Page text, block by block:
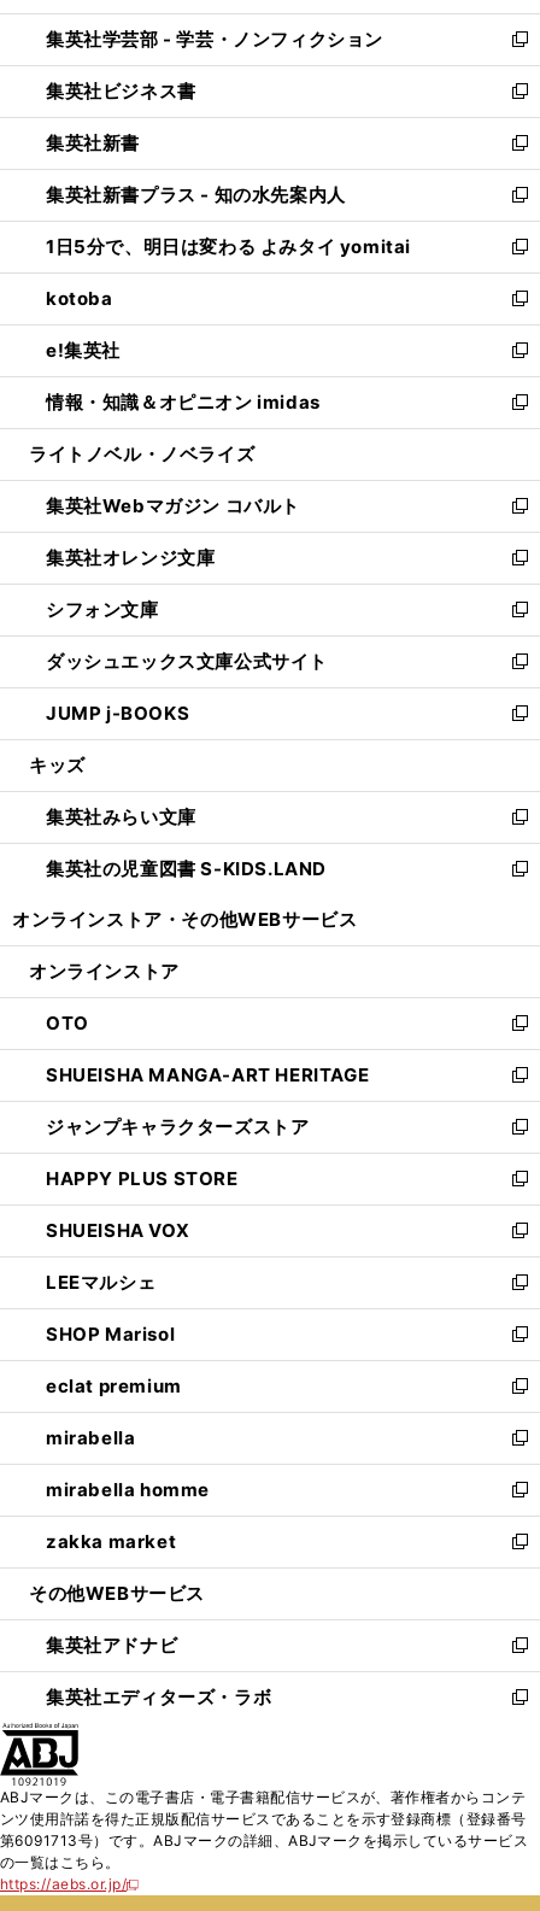
開
く
ウ
で
開
く
ン
ド
ウ
で
開
く
ウ
ィ
ン
ド
ウ
で
開
く
集英社学芸部 - 学芸・ノンフィクション
新
し
い
ウ
ィ
ン
ド
ウ
で
開
く
集英社ビジネス書
新
し
い
ウ
ィ
ン
ド
ウ
で
開
く
集英社新書
新
し
い
ウ
ィ
ン
ド
ウ
で
開
く
集英社新書プラス - 知の水先案内人
新
し
い
ウ
ィ
ン
ド
ウ
で
開
1日5分で、明日は変わる よみタイ yomitai
新
し
い
ウ
ィ
ン
ド
ウ
開
く
kotoba
新
し
い
ウ
ィ
ン
ウ
で
開
く
e!集英社
新
し
い
ウ
ン
ド
ウ
で
開
く
情報・知識＆オピニオン imidas
新
し
ウ
ィ
ン
ド
ウ
で
開
く
ライトノベル・ノベライズ
集英社Webマガジン コバルト
新
し
い
ウ
ィ
ン
ド
ウ
で
開
集英社オレンジ文庫
新
し
い
ウ
ィ
ン
ド
ウ
開
く
シフォン文庫
新
し
い
ウ
ィ
ン
ウ
で
開
く
ダッシュエックス文庫公式サイト
新
し
い
ウ
ン
ド
ウ
で
JUMP j-BOOKS
新
し
ウ
ィ
ン
ド
開
キッズ
集英社みらい文庫
新
し
い
ン
ウ
で
開
く
集英社の児童図書 S-KIDS.LAND
新
ウ
ン
ド
ウ
で
開
く
オンラインストア・ その他WEBサービス
オンラインストア
OTO
新
し
い
ウ
ィ
ン
ド
ウ
で
開
く
SHUEISHA MANGA-ART HERITAGE
新
し
い
ウ
ィ
ン
ド
ウ
で
開
く
ジャンプキャラクターズストア
新
し
い
ウ
ィ
ン
ド
ウ
で
開
く
HAPPY PLUS STORE
新
し
い
ウ
ィ
ン
ド
ウ
で
開
く
SHUEISHA VOX
新
し
い
ウ
ィ
ン
ド
ウ
で
開
く
LEEマルシェ
新
し
い
ウ
ィ
ン
ド
ウ
で
開
く
SHOP Marisol
新
し
い
ウ
ィ
ン
ド
ウ
で
開
eclat premium
新
し
い
ウ
ィ
ン
ド
ウ
開
く
mirabella
新
し
い
ウ
ィ
ン
ウ
で
開
く
mirabella homme
新
し
い
ウ
ン
ド
ウ
で
zakka market
新
し
ウ
ィ
ン
ド
く
その他WEBサービス
集英社アドナビ
新
し
い
ド
ウ
で
集英社エディターズ・ラボ
新
ィ
ン
ド
ABJマークは、この電子書店・電子書籍配信サービスが、著作権者からコンテ
ンツ使用許諾を得た正規版配信サービスであることを示す登録商標（登録番号
第6091713号）です。ABJマークの詳細、ABJマークを掲示しているサービス
の一覧はこちら。
https://aebs.or.jp/
新